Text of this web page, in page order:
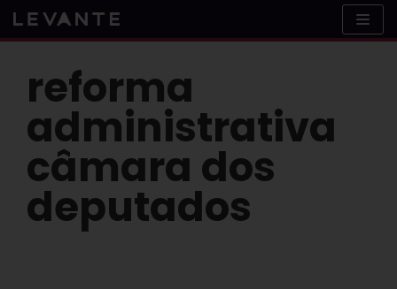
Skip
to
reforma
administrativa
câmara dos
deputados